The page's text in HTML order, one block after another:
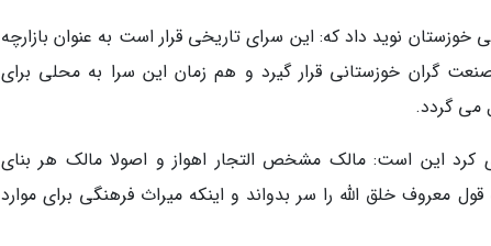
نوید داد که: این سرای تاریخی قرار است به عنوان بازارچه
گران خوزستانی قرار گیرد و هم زمان این سرا به محلی برای
می گردد.
کرد این است: مالک مشخص التجار اهواز و اصولا مالک هر بنای
معروف خلق الله را سر بدواند و اینکه میراث فرهنگی برای موارد